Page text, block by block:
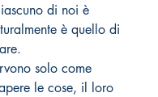
di noi è
è quello di
solo come
le cose, il loro